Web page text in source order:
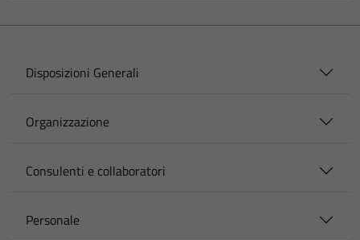
Disposizioni Generali
Organizzazione
Consulenti e collaboratori
Personale